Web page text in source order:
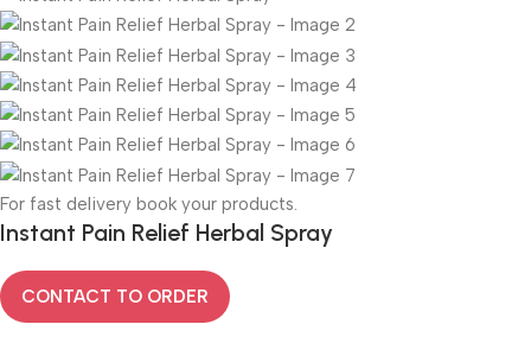
For fast delivery book your products.
Instant Pain Relief Herbal Spray
CONTACT TO ORDER